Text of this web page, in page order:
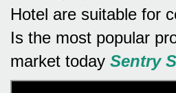
Hotel are suitable for
Is the most popular
market today Sentry